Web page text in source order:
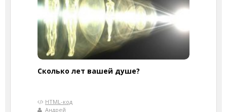
Cколько лет вашей душе?
HTML-код
Андрей